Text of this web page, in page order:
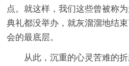
点。就这样，我们这些曾被称
典礼都没举办，就灰溜溜地结
会的最底层。
从此，沉重的心灵苦难的